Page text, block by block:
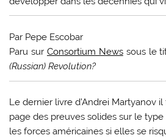
Par Pepe Escobar
Paru sur Consortium Newssous le
(Russian) Revolution?
Le dernier livre d’Andrei Martyanov
page des preuves solides sur le
les forces américaines si elles se